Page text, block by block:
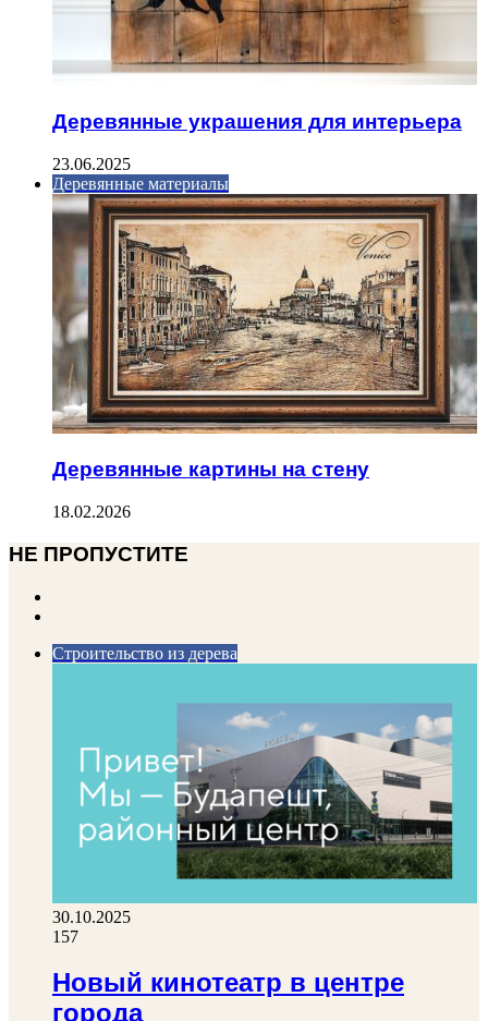
Деревянные украшения для интерьера
23.06.2025
Деревянные материалы
Деревянные картины на стену
18.02.2026
НЕ ПРОПУСТИТЕ
Строительство из дерева
30.10.2025
157
Новый кинотеатр в центре
города